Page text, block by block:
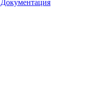
Документация